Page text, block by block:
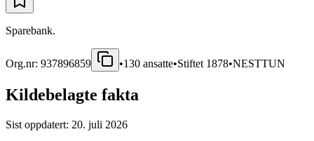
Sparebank.
Org.nr: 937896859 •130 ansatte•Stiftet 1878•NESTTUN
Kildebelagte fakta
Sist oppdatert: 20. juli 2026